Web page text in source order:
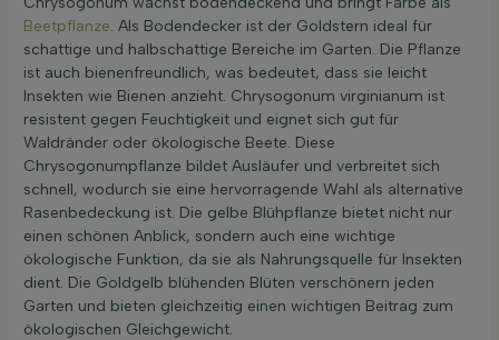
Beetpflanze. Als Bodendecker ist der Goldstern ideal für
schattige und halbschattige Bereiche im Garten. Die Pflanze
ist auch bienenfreundlich, was bedeutet, dass sie leicht
Insekten wie Bienen anzieht. Chrysogonum virginianum ist
resistent gegen Feuchtigkeit und eignet sich gut für
Waldränder oder ökologische Beete. Diese
Chrysogonumpflanze bildet Ausläufer und verbreitet sich
schnell, wodurch sie eine hervorragende Wahl als alternative
Rasenbedeckung ist. Die gelbe Blühpflanze bietet nicht nur
einen schönen Anblick, sondern auch eine wichtige
ökologische Funktion, da sie als Nahrungsquelle für Insekten
dient. Die Goldgelb blühenden Blüten verschönern jeden
Garten und bieten gleichzeitig einen wichtigen Beitrag zum
ökologischen Gleichgewicht.